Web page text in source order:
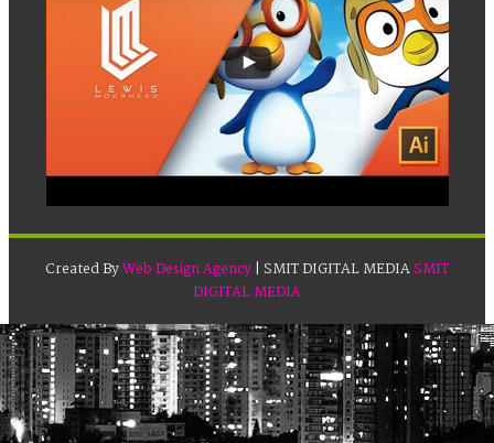
Created ByWeb Design Agency| SMIT DIGITAL MEDIASMIT
DIGITAL MEDIA